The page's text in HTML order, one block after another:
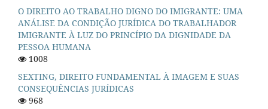
O DIREITO AO TRABALHO DIGNO DO IMIGRANTE: UMA
ANÁLISE DA CONDIÇÃO JURÍDICA DO TRABALHADOR
IMIGRANTE À LUZ DO PRINCÍPIO DA DIGNIDADE DA
PESSOA HUMANA
1008
SEXTING, DIREITO FUNDAMENTAL À IMAGEM E SUAS
CONSEQUÊNCIAS JURÍDICAS
968